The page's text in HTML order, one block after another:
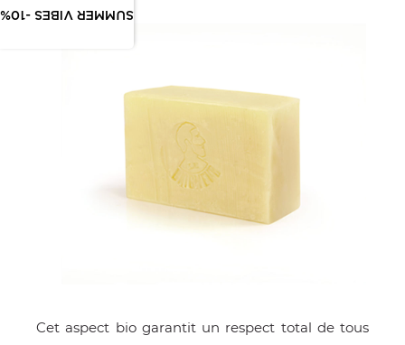
SUMMER VIBES -10%
Cet aspect bio garantit un respect total de tous